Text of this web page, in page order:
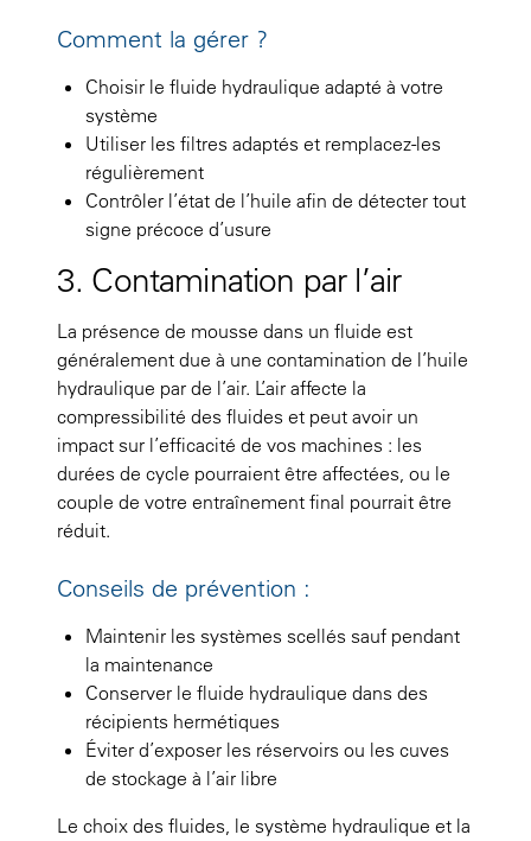
Comment la gérer ?
Choisir le fluide hydraulique adapté à votre
système
Utiliser les filtres adaptés et remplacez-les
régulièrement
Contrôler l’état de l’huile afin de détecter tout
signe précoce d’usure
3. Contamination par l’air
La présence de mousse dans un fluide est
généralement due à une contamination de l’huile
hydraulique par de l’air. L’air affecte la
compressibilité des fluides et peut avoir un
impact sur l’efficacité de vos machines : les
durées de cycle pourraient être affectées, ou le
couple de votre entraînement final pourrait être
réduit.
Conseils de prévention :
Maintenir les systèmes scellés sauf pendant
la maintenance
Conserver le fluide hydraulique dans des
récipients hermétiques
Éviter d’exposer les réservoirs ou les cuves
de stockage à l’air libre
Le choix des fluides, le système hydraulique et la